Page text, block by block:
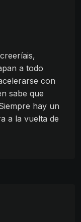
a todo
con
sabe que
hay un
a la vuelta de